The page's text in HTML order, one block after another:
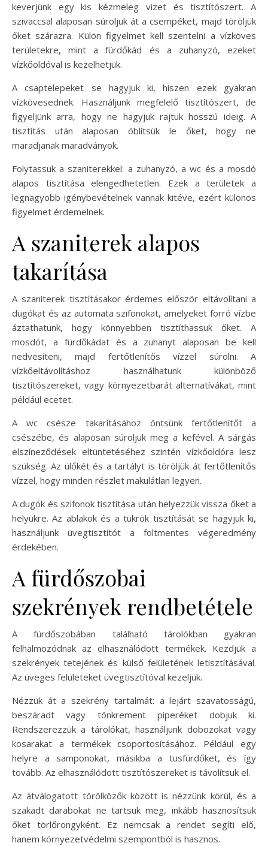
keverjünk egy kis kézmeleg vizet és tisztítószert. A
szivaccsal alaposan súroljuk át a csempéket, majd töröljük
őket szárazra. Külön figyelmet kell szentelni a vízköves
területekre, mint a fürdőkád és a zuhanyzó, ezeket
vízkőoldóval is kezelhetjük.
A csaptelepeket se hagyjuk ki, hiszen ezek gyakran
vízkövesednek. Használjunk megfelelő tisztítószert, de
figyeljünk arra, hogy ne hagyjuk rajtuk hosszú ideig. A
tisztítás után alaposan öblítsük le őket, hogy ne
maradjanak maradványok.
Folytassuk a szaniterekkel: a zuhanyzó, a wc és a mosdó
alapos tisztítása elengedhetetlen. Ezek a területek a
legnagyobb igénybevételnek vannak kitéve, ezért különös
figyelmet érdemelnek.
A szaniterek alapos
takarítása
A szaniterek tisztításakor érdemes először eltávolítani a
dugókat és az automata szifonokat, amelyeket forró vízbe
áztathatunk, hogy könnyebben tisztíthassuk őket. A
mosdót, a fürdőkádat és a zuhanyt alaposan be kell
nedvesíteni, majd fertőtlenítős vízzel súrolni. A
vízkőeltávolításhoz használhatunk különböző
tisztítószereket, vagy környezetbarát alternatívákat, mint
például ecetet.
A wc csésze takarításához öntsünk fertőtlenítőt a
csészébe, és alaposan súroljuk meg a kefével. A sárgás
elszíneződések eltüntetéséhez szintén vízkőoldóra lesz
szükség. Az ülőkét és a tartályt is töröljük át fertőtlenítős
vízzel, hogy minden részlet makulátlan legyen.
A dugók és szifonok tisztítása után helyezzük vissza őket a
helyükre. Az ablakok és a tükrök tisztítását se hagyjuk ki,
használjunk üvegtisztítót a foltmentes végeredmény
érdekében.
A fürdőszobai
szekrények rendbetétele
A fürdőszobában található tárolókban gyakran
felhalmozódnak az elhasználódott termékek. Kezdjük a
szekrények tetejének és külső felületének letisztításával.
Az üveges felületeket üvegtisztítóval kezeljük.
Nézzük át a szekrény tartalmát: a lejárt szavatosságú,
beszáradt vagy tönkrement piperéket dobjuk ki.
Rendszerezzük a tárolókat, használjunk dobozokat vagy
kosarakat a termékek csoportosításához. Például egy
helyre a samponokat, másikba a tusfürdőket, és így
tovább. Az elhasználódott tisztítószereket is távolítsuk el.
Az átválogatott törölközők között is nézzünk körül, és a
szakadt darabokat ne tartsuk meg, inkább hasznosítsuk
őket törlőrongyként. Ez nemcsak a rendet segíti elő,
hanem környezetvédelmi szempontból is hasznos.